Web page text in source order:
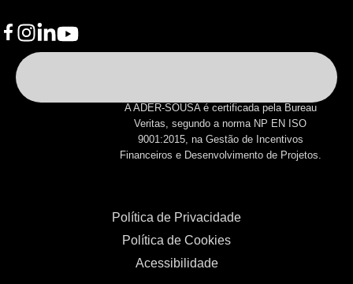
A ADER-SOUSA é certificada pela Bureau
Veritas, segundo a norma NP EN ISO
9001:2015, na Gestão de Incentivos
Financeiros e Desenvolvimento de Projetos.
Política de Privacidade
Política de Cookies
Acessibilidade